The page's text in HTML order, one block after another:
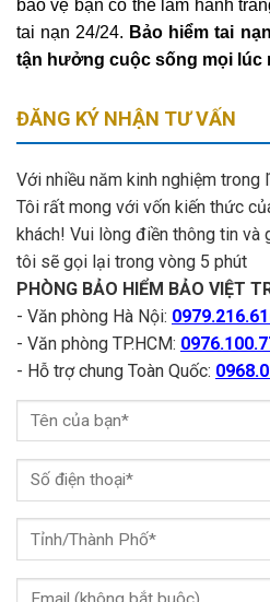
bảo vệ bạn có thể làm hành
tai nạn 24/24. Bảo hiểm tai
tận hưởng cuộc sống mọi lúc
ĐĂNG KÝ NHẬN TƯ VẤN
Với nhiều năm kinh nghiệm trong
Tôi rất mong với vốn kiến thức
khách! Vui lòng điền thông tin và
tôi sẽ gọi lại trong vòng 5 phút
PHÒNG BẢO HIỂM BẢO VIỆT
- Văn phòng Hà Nội:
- Văn phòng TP.HCM:
- Hỗ trợ chung Toàn Quốc: